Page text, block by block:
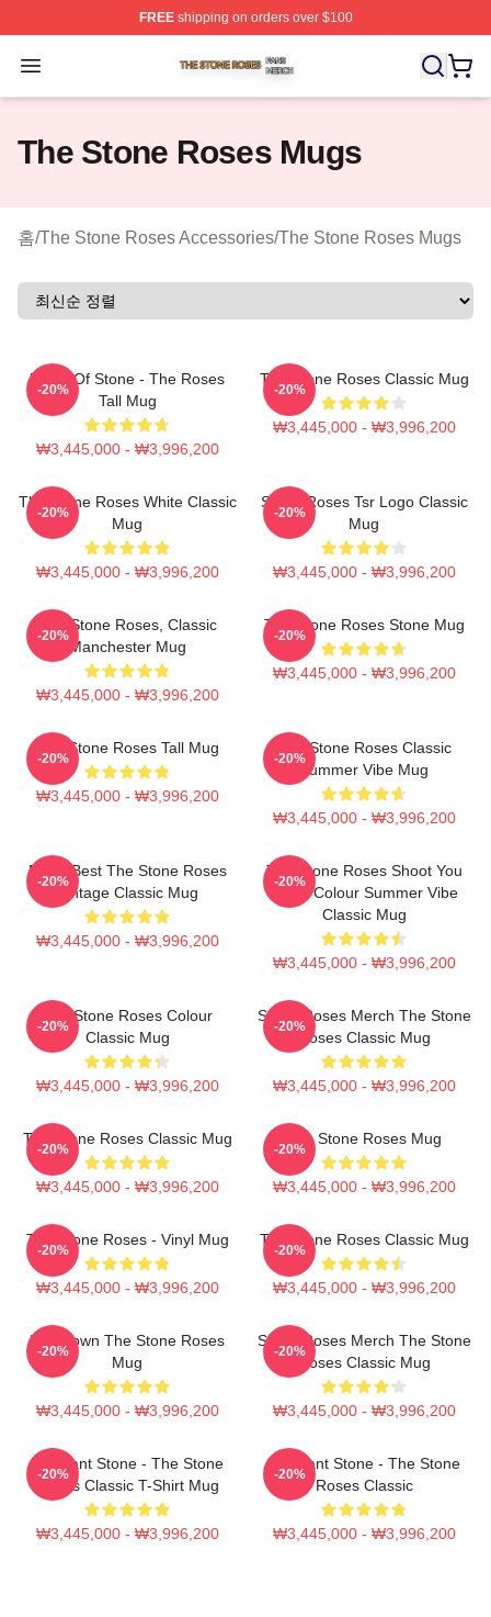
FREEshipping on orders over $100
Open menu
The Stone Roses Shop ⚡️ Officially Licensed The
The Stone Roses Mugs
홈/The Stone Roses Accessories/The Stone Roses Mugs
Made Of Stone - The Roses
Tall Mug
₩3,445,000 - ₩3,996,200
-20%
The Stone Roses Classic Mug
₩3,445,000 - ₩3,996,200
-20%
The Stone Roses White Classic
Mug
₩3,445,000 - ₩3,996,200
-20%
Stone Roses Tsr Logo Classic
Mug
₩3,445,000 - ₩3,996,200
-20%
The Stone Roses, Classic
Manchester Mug
₩3,445,000 - ₩3,996,200
-20%
The Stone Roses Stone Mug
₩3,445,000 - ₩3,996,200
-20%
The Stone Roses Tall Mug
₩3,445,000 - ₩3,996,200
-20%
The Stone Roses Classic
Summer Vibe Mug
₩3,445,000 - ₩3,996,200
-20%
Mens Best The Stone Roses
Vintage Classic Mug
₩3,445,000 - ₩3,996,200
-20%
The Stone Roses Shoot You
Down Colour Summer Vibe
Classic Mug
₩3,445,000 - ₩3,996,200
-20%
The Stone Roses Colour
Classic Mug
₩3,445,000 - ₩3,996,200
-20%
Stone Roses Merch The Stone
Roses Classic Mug
₩3,445,000 - ₩3,996,200
-20%
The Stone Roses Classic Mug
₩3,445,000 - ₩3,996,200
-20%
The Stone Roses Mug
₩3,445,000 - ₩3,996,200
-20%
The Stone Roses - Vinyl Mug
₩3,445,000 - ₩3,996,200
-20%
The Stone Roses Classic Mug
₩3,445,000 - ₩3,996,200
-20%
Ian Brown The Stone Roses
Mug
₩3,445,000 - ₩3,996,200
-20%
Stone Roses Merch The Stone
Roses Classic Mug
₩3,445,000 - ₩3,996,200
-20%
Elephant Stone - The Stone
Roses Classic T-Shirt Mug
₩3,445,000 - ₩3,996,200
-20%
Elephant Stone - The Stone
Roses Classic
₩3,445,000 - ₩3,996,200
-20%